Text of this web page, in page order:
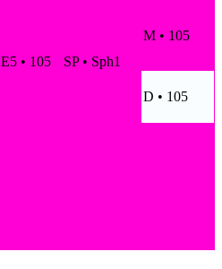
E5 • 105 SP • Sph1
M • 105
D • 105